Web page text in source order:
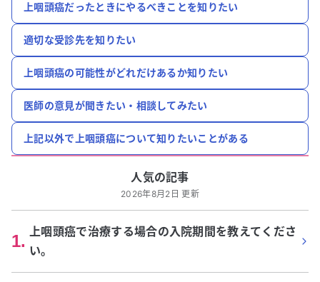
上咽頭癌だったときにやるべきことを知りたい
適切な受診先を知りたい
上咽頭癌の可能性がどれだけあるか知りたい
医師の意見が聞きたい・相談してみたい
上記以外で上咽頭癌について知りたいことがある
人気の記事
2026年8月2日 更新
1. 上咽頭癌で治療する場合の入院期間を教えてくださ
い。